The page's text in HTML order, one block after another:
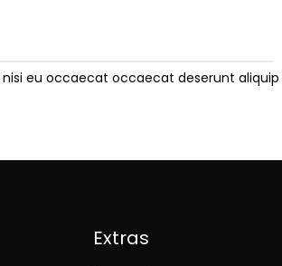
eu occaecat occaecat deserunt aliquip
Extras